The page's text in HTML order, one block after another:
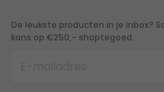
De leukste producten in je inbox?
kans op €250,- shoptegoed.